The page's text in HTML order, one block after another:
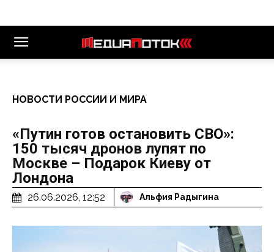
НОВОСТИ РОССИИ И МИРА
«Путин готов остановить СВО»:
150 тысяч дронов лупят по
Москве – Подарок Киеву от
Лондона
26.06.2026, 12:52 Альфия Радыгина